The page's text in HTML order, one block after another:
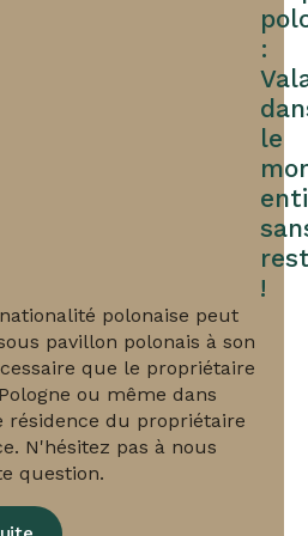
:
le
!
polonaise peut
pavillon polonais à son
que le propriétaire
ou même dans
résidence du propriétaire
N'hésitez pas à nous
question.